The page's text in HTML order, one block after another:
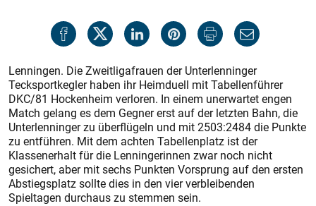
Lenningen. Die Zweitligafrauen der Unterlenninger
Tecksportkegler haben ihr Heimduell mit Tabellenführer
DKC/81 Hockenheim verloren. In einem unerwartet engen
Match gelang es dem Gegner erst auf der letzten Bahn, die
Unterlenninger zu überflügeln und mit 2503:2484 die Punkte
zu entführen. Mit dem achten Tabellenplatz ist der
Klassenerhalt für die Lenningerinnen zwar noch nicht
gesichert, aber mit sechs Punkten Vorsprung auf den ersten
Abstiegsplatz sollte dies in den vier verbleibenden
Spieltagen durchaus zu stemmen sein.